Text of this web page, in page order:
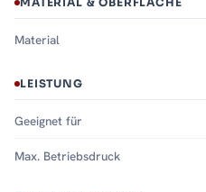
Material
LEISTUNG
Geeignet für
Max. Betriebsdruck